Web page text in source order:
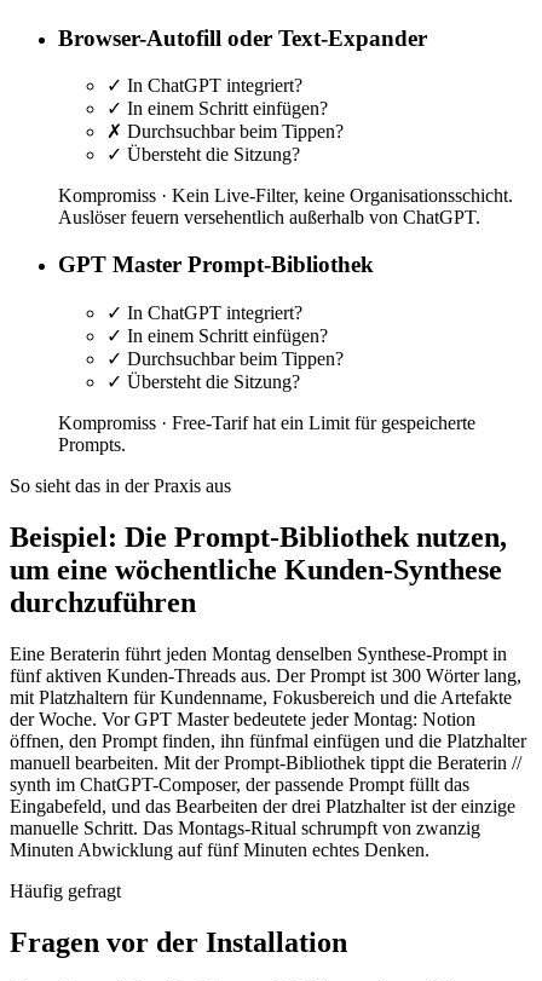
Browser-Autofill oder Text-Expander
✓ In ChatGPT integriert?
✓ In einem Schritt einfügen?
✗ Durchsuchbar beim Tippen?
✓ Übersteht die Sitzung?
Kompromiss · Kein Live-Filter, keine Organisationsschicht.
Auslöser feuern versehentlich außerhalb von ChatGPT.
GPT Master Prompt-Bibliothek
✓ In ChatGPT integriert?
✓ In einem Schritt einfügen?
✓ Durchsuchbar beim Tippen?
✓ Übersteht die Sitzung?
Kompromiss · Free-Tarif hat ein Limit für gespeicherte
Prompts.
So sieht das in der Praxis aus
Beispiel: Die Prompt-Bibliothek nutzen,
um eine wöchentliche Kunden-Synthese
durchzuführen
Eine Beraterin führt jeden Montag denselben Synthese-Prompt in
fünf aktiven Kunden-Threads aus. Der Prompt ist 300 Wörter lang,
mit Platzhaltern für Kundenname, Fokusbereich und die Artefakte
der Woche. Vor GPT Master bedeutete jeder Montag: Notion
öffnen, den Prompt finden, ihn fünfmal einfügen und die Platzhalter
manuell bearbeiten. Mit der Prompt-Bibliothek tippt die Beraterin //
synth im ChatGPT-Composer, der passende Prompt füllt das
Eingabefeld, und das Bearbeiten der drei Platzhalter ist der einzige
manuelle Schritt. Das Montags-Ritual schrumpft von zwanzig
Minuten Abwicklung auf fünf Minuten echtes Denken.
Häufig gefragt
Fragen vor der Installation